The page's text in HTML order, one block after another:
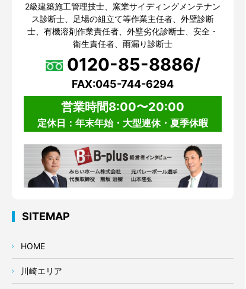
2級建築施工管理技士、窯業サイディングメンテナン
ス診断士、足場の組立て等作業主任者、外壁診断
士、有機溶剤作業責任者、外壁劣化診断士、安全・
衛生責任者、雨漏り診断士
0120-85-8886/
FAX:045-744-6294
営業時間8:00〜20:00
定休日：年末年始・大型連休・夏季休暇
SITEMAP
HOME
川崎エリア